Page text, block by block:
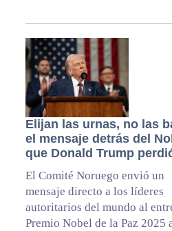
Elijan las urnas, no las
el mensaje detrás del
que Donald Trump
El Comité Noruego envió un
mensaje directo a los líderes
autoritarios del mundo al
Premio Nobel de la Paz 2025